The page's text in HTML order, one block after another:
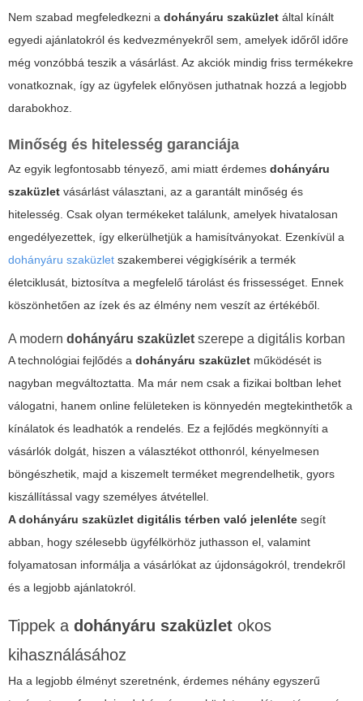
Nem szabad megfeledkezni a dohányáru szaküzlet által kínált
egyedi ajánlatokról és kedvezményekről sem, amelyek időről időre
még vonzóbbá teszik a vásárlást. Az akciók mindig friss termékekre
vonatkoznak, így az ügyfelek előnyösen juthatnak hozzá a legjobb
darabokhoz.
Minőség és hitelesség garanciája
Az egyik legfontosabb tényező, ami miatt érdemes dohányáru
szaküzlet vásárlást választani, az a garantált minőség és
hitelesség. Csak olyan termékeket találunk, amelyek hivatalosan
engedélyezettek, így elkerülhetjük a hamisítványokat. Ezenkívül a
dohányáru szaküzlet szakemberei végigkísérik a termék
életciklusát, biztosítva a megfelelő tárolást és frissességet. Ennek
köszönhetően az ízek és az élmény nem veszít az értékéből.
A modern dohányáru szaküzlet szerepe a digitális korban
A technológiai fejlődés a dohányáru szaküzlet működését is
nagyban megváltoztatta. Ma már nem csak a fizikai boltban lehet
válogatni, hanem online felületeken is könnyedén megtekinthetők a
kínálatok és leadhatók a rendelés. Ez a fejlődés megkönnyíti a
vásárlók dolgát, hiszen a választékot otthonról, kényelmesen
böngészhetik, majd a kiszemelt terméket megrendelhetik, gyors
kiszállítással vagy személyes átvétellel.
Adohányáru szaküzlet digitális térben való jelenléte segít
abban, hogy szélesebb ügyfélkörhöz juthasson el, valamint
folyamatosan informálja a vásárlókat az újdonságokról, trendekről
és a legjobb ajánlatokról.
Tippek a dohányáru szaküzlet okos
kihasználásához
Ha a legjobb élményt szeretnénk, érdemes néhány egyszerű